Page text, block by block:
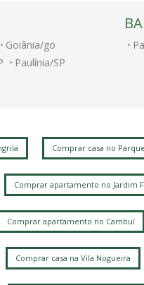
Goiânia/go
Paulínia/SP
Comprar casa no
Comprar apartamento no Jardim
Comprar apartamento no Cambuí
Comprar casa na Vila Nogueira